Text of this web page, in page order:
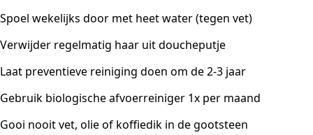
Spoel wekelijks door met heet water (tegen vet)
Verwijder regelmatig haar uit doucheputje
Laat preventieve reiniging doen om de 2-3 jaar
Gebruik biologische afvoerreiniger 1x per maand
Gooi nooit vet, olie of koffiedik in de gootsteen